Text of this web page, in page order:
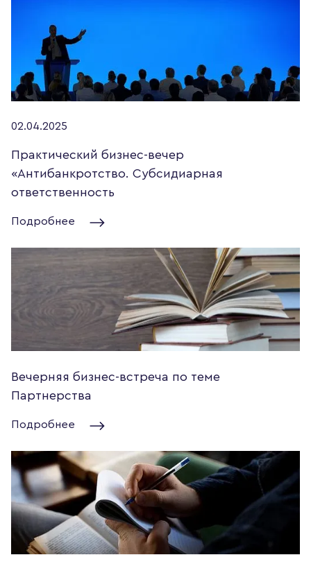
02.04.2025
Практический бизнес-вечер
«Антибанкротство. Субсидиарная
ответственность
Подробнее
Вечерняя бизнес-встреча по теме
Партнерства
Подробнее